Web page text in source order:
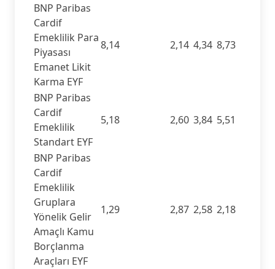
BNP Paribas
Cardif
Emeklilik Para
Piyasası
Emanet Likit
Karma EYF
8,14 2,14 4,34 8,73
BNP Paribas
Cardif
Emeklilik
Standart EYF
5,18 2,60 3,84 5,51
BNP Paribas
Cardif
Emeklilik
Gruplara
Yönelik Gelir
Amaçlı Kamu
Borçlanma
Araçları EYF
1,29 2,87 2,58 2,18